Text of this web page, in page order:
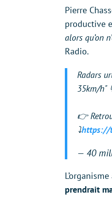
Pierre
productive
alors qu’on
Radio.
Radars
35km/h"
👉
⤵️https://
— 40
prendrait